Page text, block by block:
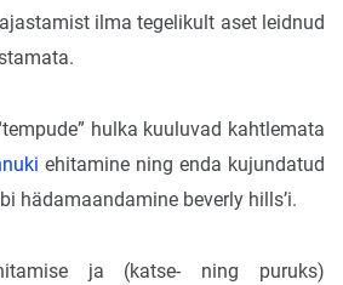
ilma tegelikult aset leidnud
hulka kuuluvad kahtlemata
ehitamine ning enda kujundatud
hädamaandamine beverly hills’i.
ja (katse- ning puruks)